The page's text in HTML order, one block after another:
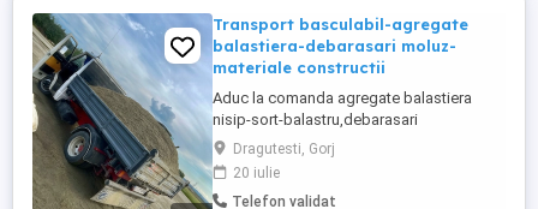
Transport basculabil-agregate
balastiera-debarasari moluz-
materiale constructii
Aduc la comanda agregate balastiera
nisip-sort-balastru,debarasari
moluz,materiale constructii etc la cele mai
mici preturi
Dragutesti, Gorj
20 iulie
Telefon validat